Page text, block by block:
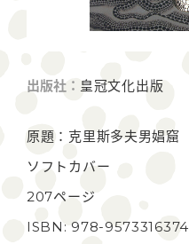
出版社： 皇冠文化出版
原題：克里斯多夫男娼窟
ソフトカバー
207ページ
ISBN: 978-9573316374